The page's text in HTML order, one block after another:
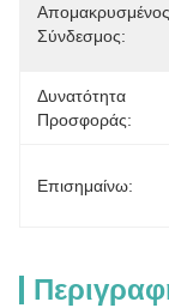
Απομακρυσμένος
Σύνδεσμος:
Δυνατότητα
Προσφοράς:
Επισημαίνω: